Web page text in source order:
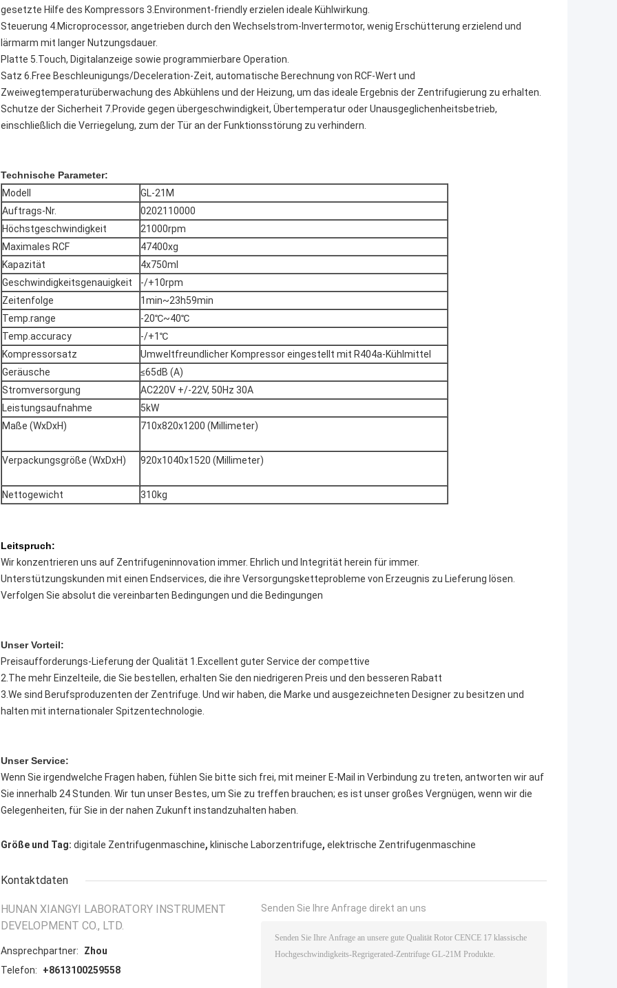
gesetzte Hilfe des Kompressors 3.Environment-friendly erzielen ideale Kühlwirkung.
Steuerung 4.Microprocessor, angetrieben durch den Wechselstrom-Invertermotor, wenig Erschütterung erzielend und
lärmarm mit langer Nutzungsdauer.
Platte 5.Touch, Digitalanzeige sowie programmierbare Operation.
Satz 6.Free Beschleunigungs/Deceleration-Zeit, automatische Berechnung von RCF-Wert und
Zweiwegtemperaturüberwachung des Abkühlens und der Heizung, um das ideale Ergebnis der Zentrifugierung zu erhalten.
Schutze der Sicherheit 7.Provide gegen übergeschwindigkeit, Übertemperatur oder Unausgeglichenheitsbetrieb,
einschließlich die Verriegelung, zum der Tür an der Funktionsstörung zu verhindern.
Technische Parameter:
Modell
GL-21M
Auftrags-Nr.
0202110000
Höchstgeschwindigkeit
21000rpm
Maximales RCF
47400xg
Kapazität
4x750ml
Geschwindigkeitsgenauigkeit
-/+10rpm
Zeitenfolge
1min~23h59min
Temp.range
-20℃~40℃
Temp.accuracy
-/+1℃
Kompressorsatz
Umweltfreundlicher Kompressor eingestellt mit R404a-Kühlmittel
Geräusche
≤65dB (A)
Stromversorgung
AC220V +/-22V, 50Hz 30A
Leistungsaufnahme
5kW
Maße (WxDxH)
710x820x1200 (Millimeter)
Verpackungsgröße (WxDxH) 920x1040x1520 (Millimeter)
Nettogewicht 310kg
Leitspruch:
Wir konzentrieren uns auf Zentrifugeninnovation immer. Ehrlich und Integrität herein für immer.
Unterstützungskunden mit einen Endservices, die ihre Versorgungsketteprobleme von Erzeugnis zu Lieferung lösen.
Verfolgen Sie absolut die vereinbarten Bedingungen und die Bedingungen
Unser Vorteil:
Preisaufforderungs-Lieferung der Qualität 1.Excellent guter Service der compettive
2.The mehr Einzelteile, die Sie bestellen, erhalten Sie den niedrigeren Preis und den besseren Rabatt
3.We sind Berufsproduzenten der Zentrifuge. Und wir haben, die Marke und ausgezeichneten Designer zu besitzen und
halten mit internationaler Spitzentechnologie.
Unser Service:
Wenn Sie irgendwelche Fragen haben, fühlen Sie bitte sich frei, mit meiner E-Mail in Verbindung zu treten, antworten wir auf
Sie innerhalb 24 Stunden. Wir tun unser Bestes, um Sie zu treffen brauchen; es ist unser großes Vergnügen, wenn wir die
Gelegenheiten, für Sie in der nahen Zukunft instandzuhalten haben.
Größe und Tag: digitale Zentrifugenmaschine, klinische Laborzentrifuge, elektrische Zentrifugenmaschine
Kontaktdaten
HUNAN XIANGYI LABORATORY INSTRUMENT
DEVELOPMENT CO., LTD.
Ansprechpartner:
Zhou
Telefon:
+8613100259558
Senden Sie Ihre Anfrage direkt an uns